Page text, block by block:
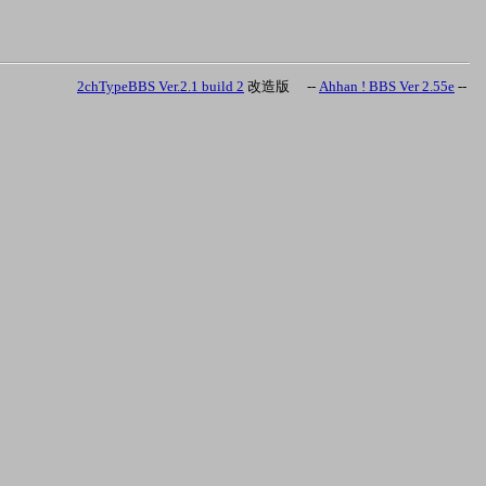
2chTypeBBS Ver.2.1 build 2 改造版 -- Ahhan ! BBS Ver 2.55e --